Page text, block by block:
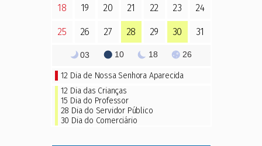
18 19 20 21 22 23 24
25 26 27 28 29 30 31
03 10 18 26
12 Dia de Nossa Senhora Aparecida
12 Dia das Crianças
15 Dia do Professor
28 Dia do Servidor Público
30 Dia do Comerciário